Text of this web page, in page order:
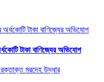
টাকা বাণিজ্যের অভিযোগ